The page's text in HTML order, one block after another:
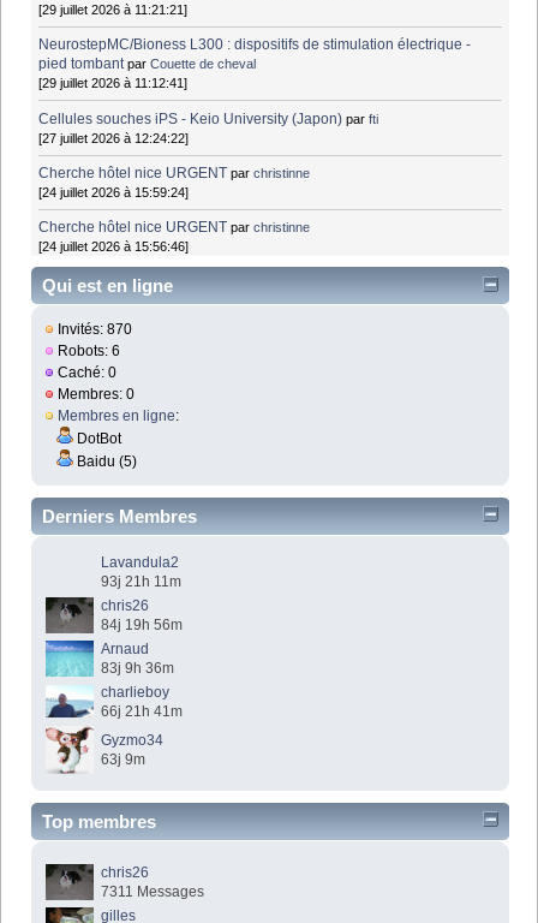
[29 juillet 2026 à 11:21:21]
NeurostepMC/Bioness L300 : dispositifs de stimulation électrique -
pied tombant parCouette de cheval
[29 juillet 2026 à 11:12:41]
Cellules souches iPS - Keio University (Japon) parfti
[27 juillet 2026 à 12:24:22]
Cherche hôtel nice URGENT parchristinne
[24 juillet 2026 à 15:59:24]
Cherche hôtel nice URGENT parchristinne
[24 juillet 2026 à 15:56:46]
Qui est en ligne
Invités: 870
Robots: 6
Caché: 0
Membres: 0
Membres en ligne:
DotBot
Baidu (5)
Derniers Membres
Lavandula2
93j 21h 11m
chris26
84j 19h 56m
Arnaud
83j 9h 36m
charlieboy
66j 21h 41m
Gyzmo34
63j 9m
Top membres
chris26
7311 Messages
gilles